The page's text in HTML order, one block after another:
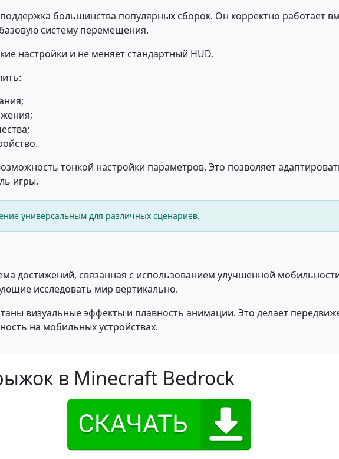
большинства популярных сборок. Он корректно работает
систему перемещения.
настройки и не меняет стандартный HUD.
тонкой настройки параметров. Это позволяет
игры.
универсальным для различных сценариев.
достижений, связанная с использованием улучшенной
исследовать мир вертикально.
визуальные эффекты и плавность анимации. Это делает
на мобильных устройствах.
в Minecraft Bedrock